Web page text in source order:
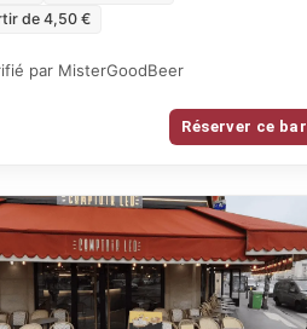
de 4,50 €
par MisterGoodBeer
Réserver ce bar